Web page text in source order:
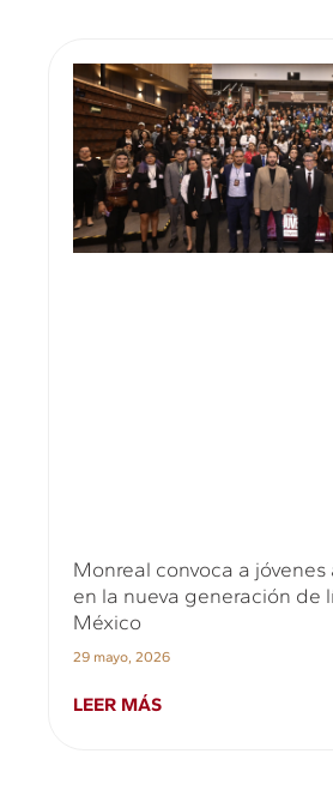
Monreal convoca a jóvenes
en la nueva generación de
México
29 mayo, 2026
LEER MÁS